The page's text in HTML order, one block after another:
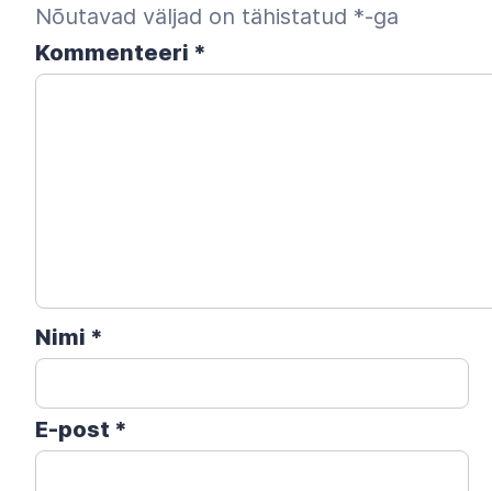
Nõutavad väljad on tähistatud *-ga
Kommenteeri *
Nimi *
E-post *